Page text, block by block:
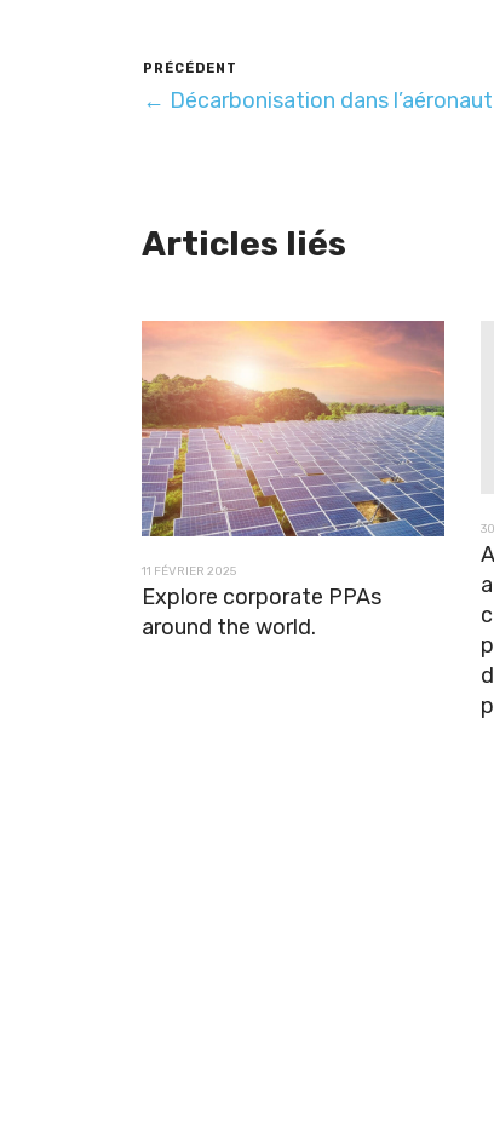
PRÉCÉDENT
← Décarbonisation dans
Articles liés
11 FÉVRIER 2025
Explore corporate PPAs
around the world.